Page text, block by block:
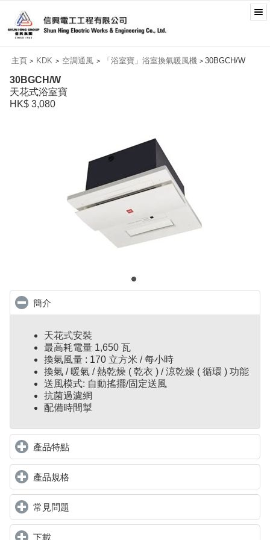
主頁 > KDK > 空調通風 > 「浴室寶」浴室換氣暖風機 > 30BGCH/W
30BGCH/W
天花式浴室寶
HK$ 3,080
簡介
天花式安裝
最高耗電量 1,650 瓦
換氣風量 : 170 立方米 / 每小時
換氣 / 暖氣 / 熱乾燥 ( 乾衣 ) / 涼乾燥 ( 循環 ) 功能
送風模式: 自動搖擺/固定送風
抗菌過濾網
配備時間掣
產品特點click to expand contents
產品規格
常見問題
下載click to expand contents